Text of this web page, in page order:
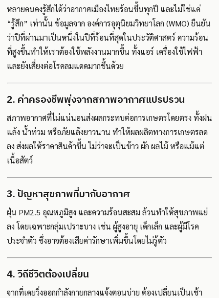
หลายคนคงรู้สึกได้ว่าอากาศเมืองไทยร้อนขึ้นทุกปี และไม่ใช่แค่
“รู้สึก” เท่านั้น ข้อมูลจาก องค์การอุตุนิยมวิทยาโลก (WMO) ยืนยัน
ว่าปีที่ผ่านมาเป็นหนึ่งในปีที่ร้อนที่สุดในประวัติศาสตร์ ความร้อน
ที่สูงขึ้นทำให้เราต้องใช้พลังงานมากขึ้น ทั้งแอร์ เครื่องใช้ไฟฟ้า
และยังเสี่ยงต่อโรคลมแดดมากขึ้นด้วย
2. ค่าครองชีพพุ่งจากสภาพอากาศแปรปรวน
สภาพอากาศที่ไม่แน่นอนส่งผลกระทบต่อการเกษตรโดยตรง ทั้งฝน
แล้ง น้ำท่วม หรือภัยแล้งยาวนาน ทำให้ผลผลิตทางการเกษตรลด
ลง ส่งผลให้ราคาสินค้าขึ้น ไม่ว่าจะเป็นข้าว ผัก ผลไม้ หรือแม้แต่
เนื้อสัตว์
3. ปัญหาสุขภาพที่มากับอากาศ
ฝุ่น PM2.5 อุณหภูมิสูง และความร้อนสะสม ล้วนทำให้สุขภาพแย่
ลง โดยเฉพาะกลุ่มเปราะบาง เช่น ผู้สูงอายุ เด็กเล็ก และผู้มีโรค
ประจำตัว ซึ่งอาจต้องเสียค่ารักษาเพิ่มขึ้นโดยไม่รู้ตัว
4. วิถีชีวิตต้องเปลี่ยน
จากที่เคยวิ่งออกกำลังกายกลางแจ้งตอนบ่าย ต้องเปลี่ยนเป็นเช้า